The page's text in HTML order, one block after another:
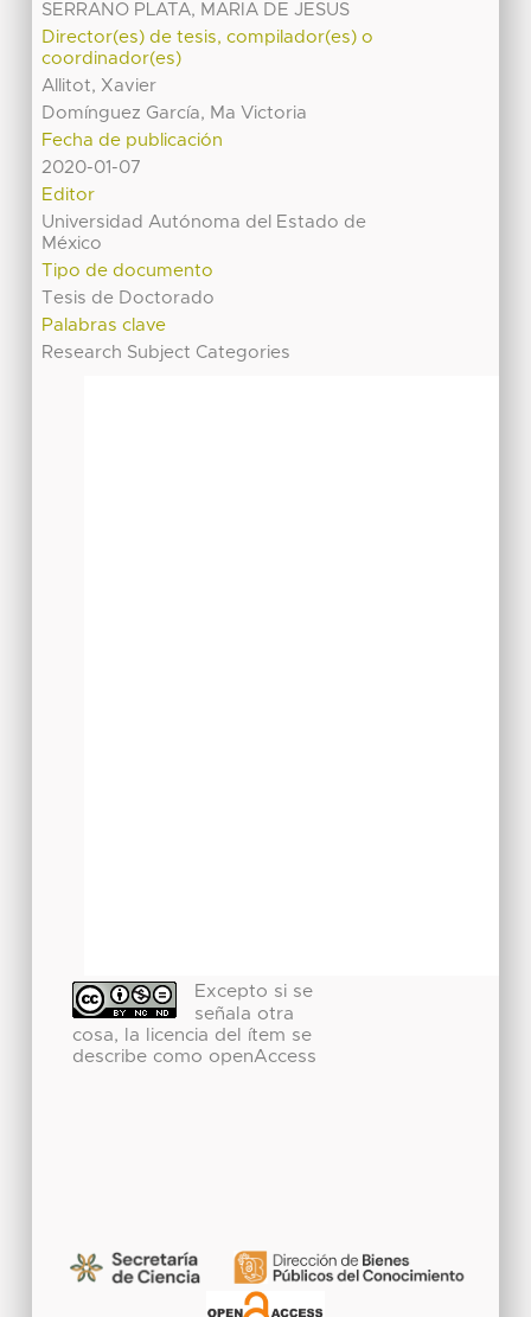
SERRANO PLATA, MARIA DE JESUS
Director(es) de tesis, compilador(es) o
coordinador(es)
Allitot, Xavier
Domínguez García, Ma Victoria
Fecha de publicación
2020-01-07
Editor
Universidad Autónoma del Estado de
México
Tipo de documento
Tesis de Doctorado
Palabras clave
Research Subject Categories
Excepto si se
señala otra
cosa, la licencia del ítem se
describe como openAccess